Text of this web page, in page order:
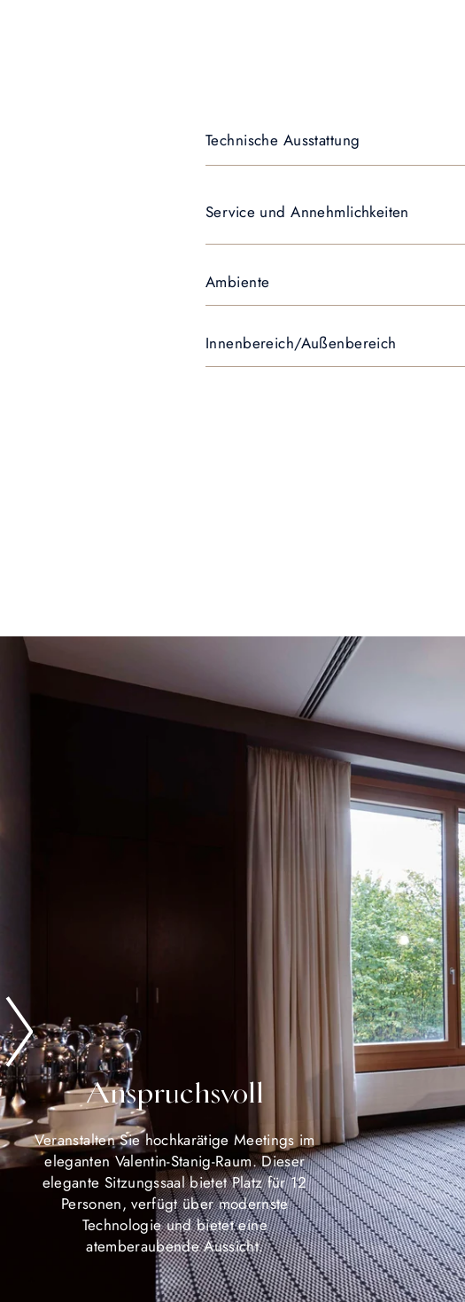
Technische Ausstattung
Service und Annehmlichkeiten
Ambiente
Innenbereich/Außenbereich
Anspruchsvoll
Veranstalten Sie hochkarätige Meetings im
eleganten Valentin-Stanig-Raum. Dieser
elegante Sitzungssaal bietet Platz für 12
Personen, verfügt über modernste
Technologie und bietet eine
atemberaubende Aussicht.